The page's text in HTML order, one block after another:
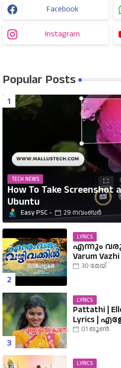
Facebook
Instagram
Popular Posts
TECH NEWS
How To Take Screenshot
Ubuntu
Easy PSC 29 നവംബർ
LYRICS
എന്നും വരും
Varum
30 മേയ്
LYRICS
Pattathi |
Lyrics |
01 ജൂൺ
LYRICS